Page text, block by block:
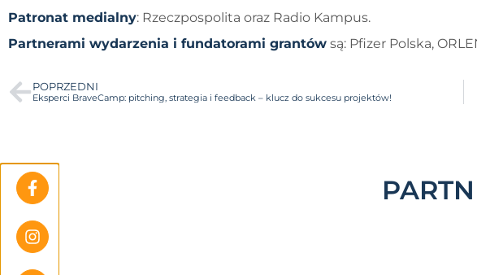
Patronat medialny: Rzeczpospolita oraz Radio Kampus.
Partnerami wydarzenia i fundatorami grantów są: Pfizer Polska,
POPRZEDNI
Eksperci BraveCamp: pitching, strategia i feedback – klucz do sukcesu projektów!